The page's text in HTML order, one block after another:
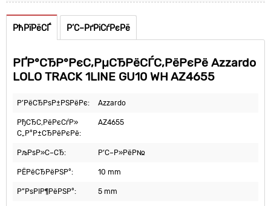
РћРїРёСЃ Р’С–РґРіСѓРєРё
РҐР°СЂР°РєС‚РµСЂРёСЃС‚РёРєРё Azzardo
LOLO TRACK 1LINE GU10 WH AZ4655
Р’РёСЂРѕР±РЅРёРє: Azzardo
РђСЂС‚РёРєСѓР»
С„Р°Р±СЂРёРєРё:
AZ4655
РљРѕР»С–СЂ: Р‘С–Р»РёР№
РЁРёСЂРёРЅР°: 10 mm
Р”РѕРІР¶РёРЅР°: 5 mm